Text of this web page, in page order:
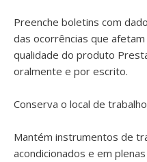
Preenche boletins com
das ocorrências que
qualidade do produto
oralmente e por escrito.
Conserva o local de
Mantém instrumentos de
acondicionados e em